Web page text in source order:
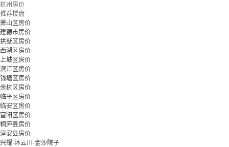
杭州房价
推荐楼盘
萧山区房价
建德市房价
拱墅区房价
西湖区房价
上城区房价
滨江区房价
钱塘区房价
余杭区房价
临平区房价
临安区房价
富阳区房价
桐庐县房价
淳安县房价
兴耀·沐云川·金沙院子